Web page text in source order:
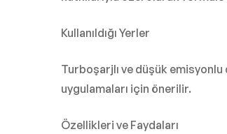
Kullanıldığı Yerler
Turboşarjlı ve düşük
uygulamaları için önerilir.
Özellikleri ve Faydaları